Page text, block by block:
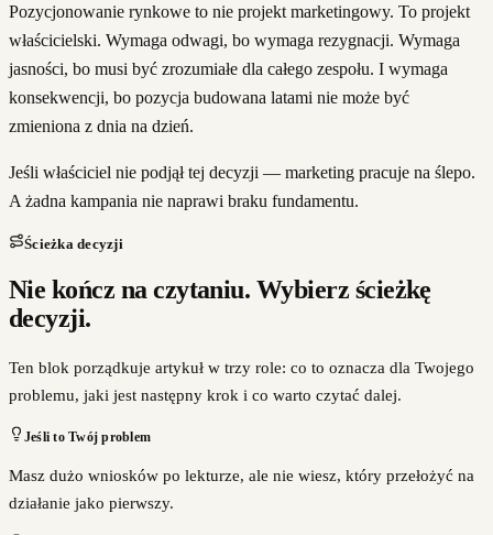
Pozycjonowanie rynkowe to nie projekt marketingowy. To projekt
właścicielski. Wymaga odwagi, bo wymaga rezygnacji. Wymaga
jasności, bo musi być zrozumiałe dla całego zespołu. I wymaga
konsekwencji, bo pozycja budowana latami nie może być
zmieniona z dnia na dzień.
Jeśli właściciel nie podjął tej decyzji — marketing pracuje na ślepo.
A żadna kampania nie naprawi braku fundamentu.
Ścieżka decyzji
Nie kończ na czytaniu. Wybierz ścieżkę
decyzji.
Ten blok porządkuje artykuł w trzy role: co to oznacza dla Twojego
problemu, jaki jest następny krok i co warto czytać dalej.
Jeśli to Twój problem
Masz dużo wniosków po lekturze, ale nie wiesz, który przełożyć na
działanie jako pierwszy.